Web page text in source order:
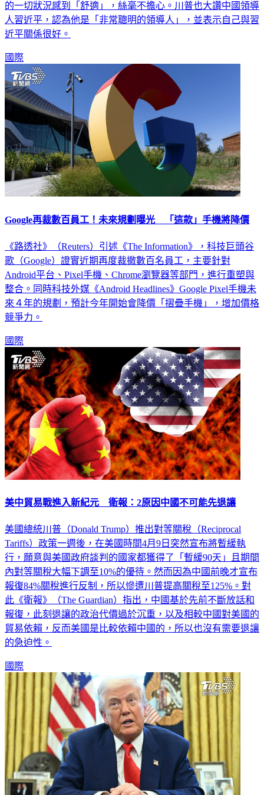
的一切狀況感到「舒適」，絲毫不擔心。川普也大讚中國領導
人習近平，認為他是「非常聰明的領導人」，並表示自己與習
近平關係很好。
國際
Google再裁數百員工！未來規劃曝光 「這款」手機將降價
《路透社》（Reuters）引述《The Information》，科技巨頭谷
歌（Google）證實近期再度裁撤數百名員工，主要針對
Android平台、Pixel手機、Chrome瀏覽器等部門，進行重塑與
整合。同時科技外媒《Android Headlines》Google Pixel手機未
來４年的規劃，預計今年開始會降價「摺疊手機」，增加價格
競爭力。
國際
美中貿易戰進入新紀元 衛報：2原因中國不可能先退讓
美國總統川普（Donald Trump）推出對等關稅（Reciprocal
Tariffs）政策一週後，在美國時間4月9日突然宣布將暫緩執
行，願意與美國政府談判的國家都獲得了「暫緩90天」且期間
內對等關稅大幅下調至10%的優待。然而因為中國前晚才宣布
報復84%關稅進行反制，所以慘遭川普提高關稅至125%。對
此《衛報》（The Guardian）指出，中國基於先前不斷放話和
報復，此刻退讓的政治代價過於沉重，以及相較中國對美國的
貿易依賴，反而美國是比較依賴中國的，所以也沒有需要退讓
的急迫性。
國際